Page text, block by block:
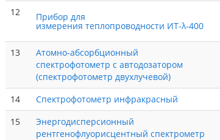
12 Прибор для
измерения теплопроводности ИТ-λ-400
13
Атомно-абсорбционный
спектрофотометр с автодозатором
(спектрофотометр двухлучевой)
14 Спектрофотометр инфракрасный
15
Энергодисперсионный
рентгенофлуорисцентный спектрометр